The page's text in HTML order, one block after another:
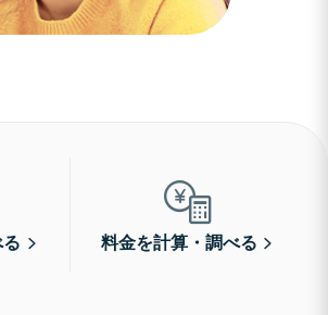
料金を計算・調べる